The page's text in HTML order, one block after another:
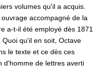
volumes qu'il a acquis.
accompagné de la
a-t-il été employé dès 1871
qu'il en soit, Octave
le texte et ce dès ces
d'homme de lettres averti